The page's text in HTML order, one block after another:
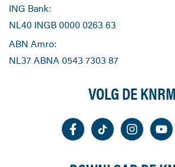
ING Bank:
NL40 INGB 0000 0263 63
ABN Amro:
NL37 ABNA 0543 7303 87
VOLG DE KNRM